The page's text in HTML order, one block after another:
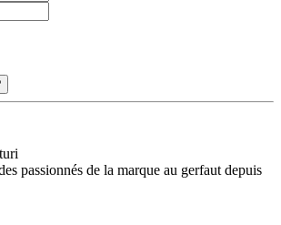
passionnés de la marque au gerfaut depuis